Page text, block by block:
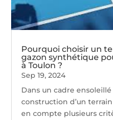
Pourquoi choisir un
gazon synthétique
à Toulon ?
Sep 19, 2024
Dans un cadre
construction d’un
en compte plusieurs